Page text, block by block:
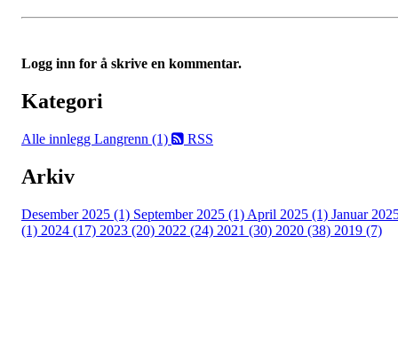
Logg inn for å skrive en kommentar.
Kategori
Alle innlegg Langrenn (1) RSS
Arkiv
Desember 2025 (1) September 2025 (1) April 2025 (1) Januar
(1) 2024 (17) 2023 (20) 2022 (24) 2021 (30) 2020 (38) 2019 (7)